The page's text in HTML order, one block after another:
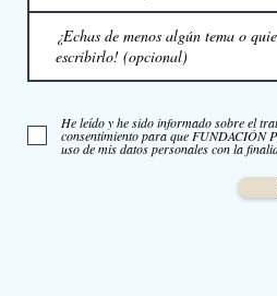
He leído y he sido informado sobre el
consentimiento para que FUNDACIÓN
uso de mis datos personales con la